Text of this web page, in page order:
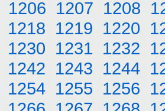
1206 1207 1208
1218 1219 1220
1230 1231 1232
1242 1243 1244
1254 1255 1256